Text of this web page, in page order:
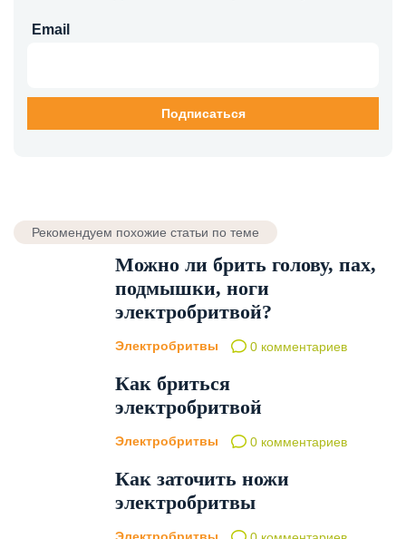
Email
Рекомендуем похожие статьи по теме
Можно ли брить голову, пах,
подмышки, ноги
электробритвой?
Электробритвы 0 комментариев
Как бриться
электробритвой
Электробритвы 0 комментариев
Как заточить ножи
электробритвы